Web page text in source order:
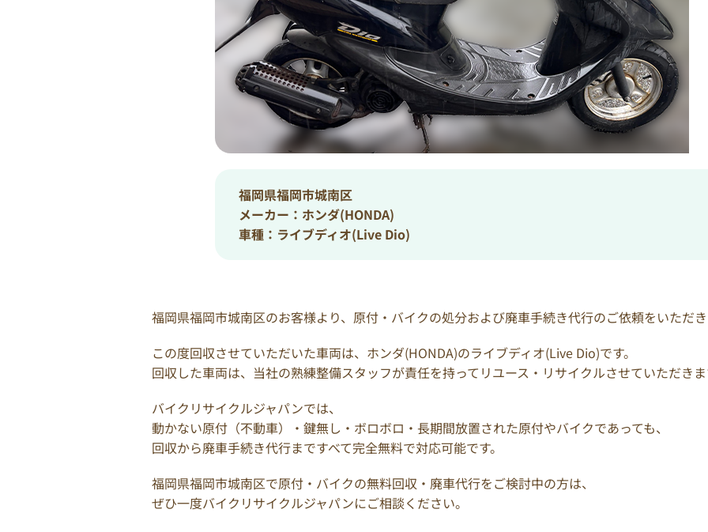
福岡県福岡市城南区
メーカー：ホンダ(HONDA)
車種：ライブディオ(Live Dio)
福岡県福岡市城南区のお客様より、原付・バイクの処分および廃車手続き代行のご依頼をいただ
この度回収させていただいた車両は、ホンダ(HONDA)のライブディオ(Live Dio)です。
回収した車両は、当社の熟練整備スタッフが責任を持ってリユース・リサイクルさせていただき
バイクリサイクルジャパンでは、
動かない原付（不動車）・鍵無し・ボロボロ・長期間放置された原付やバイクであっても、
回収から廃車手続き代行まですべて完全無料で対応可能です。
福岡県福岡市城南区で原付・バイクの無料回収・廃車代行をご検討中の方は、
ぜひ一度バイクリサイクルジャパンにご相談ください。